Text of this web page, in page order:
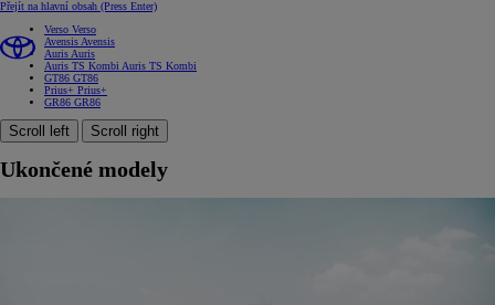
Přejít na hlavní obsah (Press Enter)
Verso Verso
Avensis Avensis
Auris Auris
Auris TS Kombi Auris TS Kombi
GT86 GT86
Prius+ Prius+
GR86 GR86
Scroll left Scroll right
Ukončené modely